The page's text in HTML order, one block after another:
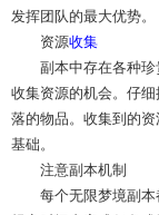
发挥团队的最大优势。
资源收集
副本中存在各种
收集资源的机会。仔
落的物品。收集到的
基础。
注意副本机制
每个无限梦境副